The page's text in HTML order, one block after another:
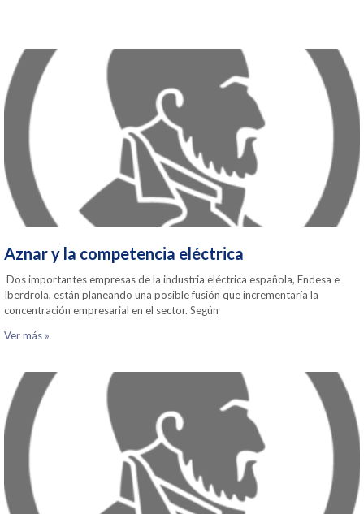
Aznar y la competencia eléctrica
Dos importantes empresas de la industria eléctrica española, Endesa e
Iberdrola, están planeando una posible fusión que incrementaría la
concentración empresarial en el sector. Según
Ver más »